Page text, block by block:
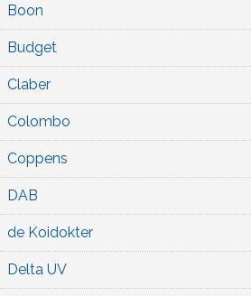
Boon
Budget
Claber
Colombo
Coppens
DAB
de Koidokter
Delta UV